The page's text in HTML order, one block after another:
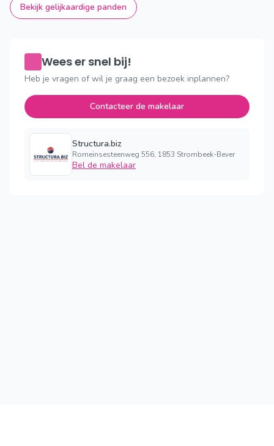
Bekijk gelijkaardige panden
Wees er snel bij!
Heb je vragen of wil je graag een bezoek inplannen?
Contacteer de makelaar
Structura.biz
Romeinsesteenweg 556, 1853 Strombeek-Bever
Bel de makelaar